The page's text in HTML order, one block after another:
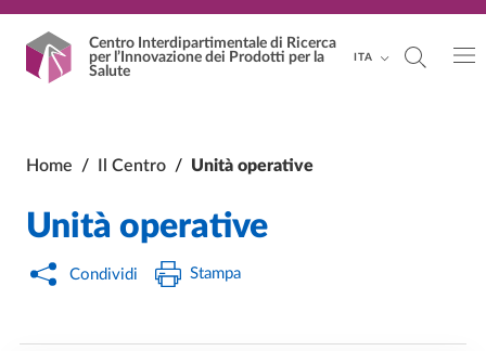
Centro Interdipartimentaledi Ricerca
per l’Innovazione dei Prodotti per la
Salute
ITA
Home / Il Centro / Unità operative
Unità operative
Condividi Stampa